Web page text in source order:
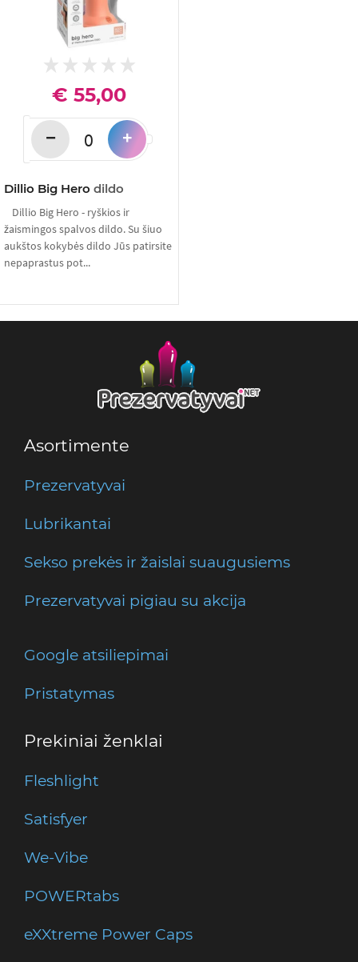
Dillio Big Hero dildo
€ 55,00
− +
Dillio Big Hero - ryškios ir
žaismingos spalvos dildo. Su šiuo
aukštos kokybės dildo Jūs patirsite
nepaprastus pot...
Asortimente
Prezervatyvai
Lubrikantai
Sekso prekės ir žaislai suaugusiems
Prezervatyvai pigiau su akcija
Google atsiliepimai
Pristatymas
Prekiniai ženklai
Fleshlight
Satisfyer
We-Vibe
POWERtabs
eXXtreme Power Caps